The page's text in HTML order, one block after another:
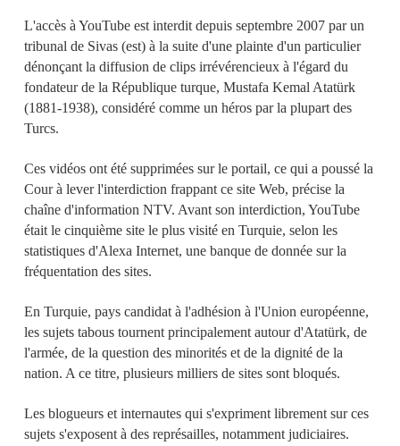
L'accès à YouTube est interdit depuis septembre 2007 par un
tribunal de Sivas (est) à la suite d'une plainte d'un particulier
dénonçant la diffusion de clips irrévérencieux à l'égard du
fondateur de la République turque, Mustafa Kemal Atatürk
(1881-1938), considéré comme un héros par la plupart des
Turcs.
Ces vidéos ont été supprimées sur le portail, ce qui a poussé la
Cour à lever l'interdiction frappant ce site Web, précise la
chaîne d'information NTV. Avant son interdiction, YouTube
était le cinquième site le plus visité en Turquie, selon les
statistiques d'Alexa Internet, une banque de donnée sur la
fréquentation des sites.
En Turquie, pays candidat à l'adhésion à l'Union européenne,
les sujets tabous tournent principalement autour d'Atatürk, de
l'armée, de la question des minorités et de la dignité de la
nation. A ce titre, plusieurs milliers de sites sont bloqués.
Les blogueurs et internautes qui s'expriment librement sur ces
sujets s'exposent à des représailles, notamment judiciaires.